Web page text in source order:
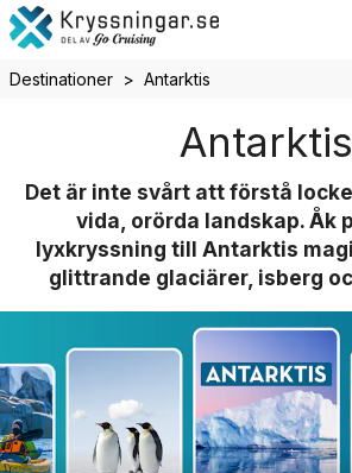
Destinationer Antarktis
Antarktis
Det är inte svårt att förstå
vida, orörda landskap. Åk
lyxkryssning till Antarktis
glittrande glaciärer, isberg